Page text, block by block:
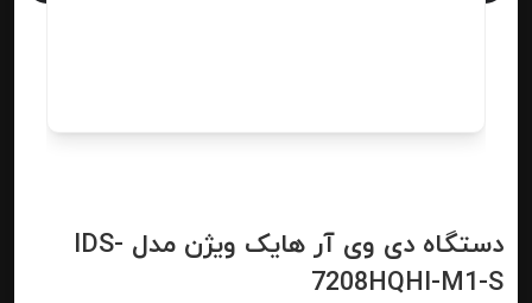
دستگاه دی وی آر هایک ویژن مدل IDS-
7208HQHI-M1-S